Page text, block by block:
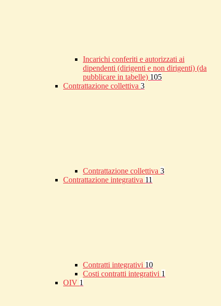
Incarichi conferiti e autorizzati ai
dipendenti (dirigenti e non dirigenti) (da
pubblicare in tabelle) 105
Contrattazione collettiva 3
Contrattazione collettiva 3
Contrattazione integrativa 11
Contratti integrativi 10
Costi contratti integrativi 1
OIV 1